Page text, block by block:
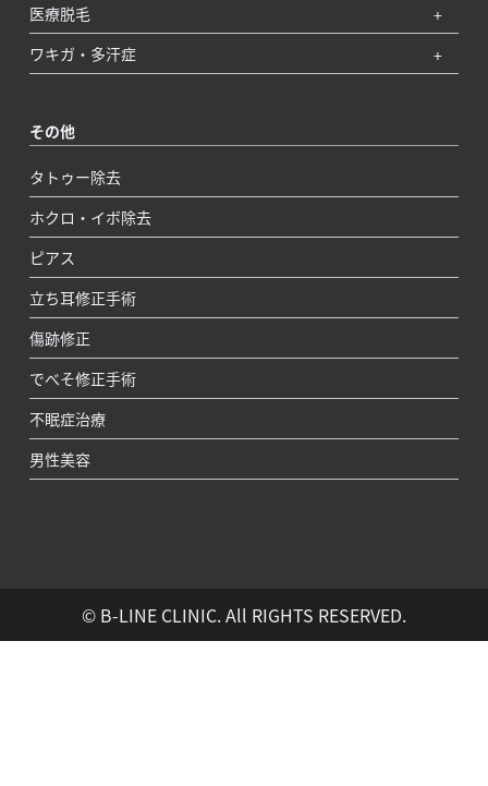
医療脱毛
ワキガ・多汗症
その他
タトゥー除去
ホクロ・イボ除去
ピアス
立ち耳修正手術
傷跡修正
でべそ修正手術
不眠症治療
男性美容
© B-LINE CLINIC. All RIGHTS RESERVED.